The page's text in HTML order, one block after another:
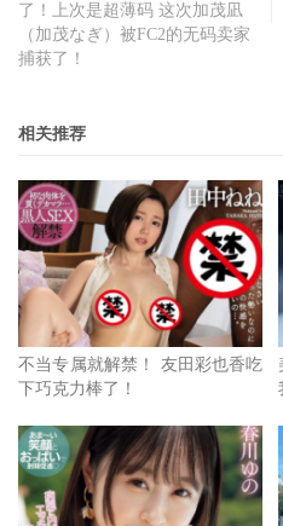
了！上次是超薄码 这次加茂凪
（加茂なぎ）被FC2的无码卖家
捕获了！
相关推荐
不当专属就解禁！ 友田彩也香吃
下巧克力棒了！